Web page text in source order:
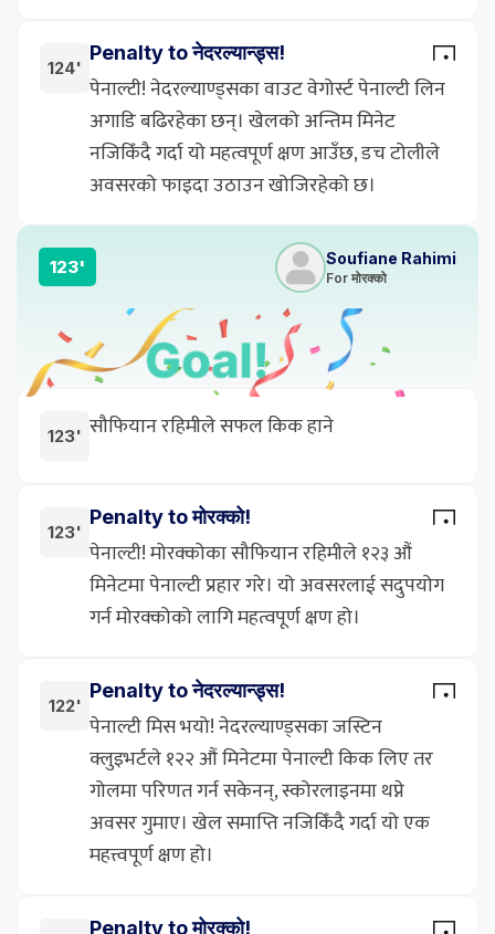
124'
Penalty to नेदरल्यान्ड्स!
पेनाल्टी! नेदरल्याण्ड्सका वाउट वेगोर्स्ट पेनाल्टी लिन
अगाडि बढिरहेका छन्। खेलको अन्तिम मिनेट
नजिकिँदै गर्दा यो महत्वपूर्ण क्षण आउँछ, डच टोलीले
अवसरको फाइदा उठाउन खोजिरहेको छ।
123' Soufiane Rahimi
For मोरक्को
123' सौफियान रहिमीले सफल किक हाने
123'
Penalty to मोरक्को!
पेनाल्टी! मोरक्कोका सौफियान रहिमीले १२३ औं
मिनेटमा पेनाल्टी प्रहार गरे। यो अवसरलाई सदुपयोग
गर्न मोरक्कोको लागि महत्वपूर्ण क्षण हो।
122'
Penalty to नेदरल्यान्ड्स!
पेनाल्टी मिस भयो! नेदरल्याण्ड्सका जस्टिन
क्लुइभर्टले १२२ औं मिनेटमा पेनाल्टी किक लिए तर
गोलमा परिणत गर्न सकेनन्, स्कोरलाइनमा थप्ने
अवसर गुमाए। खेल समाप्ति नजिकिँदै गर्दा यो एक
महत्त्वपूर्ण क्षण हो।
Penalty to मोरक्को!